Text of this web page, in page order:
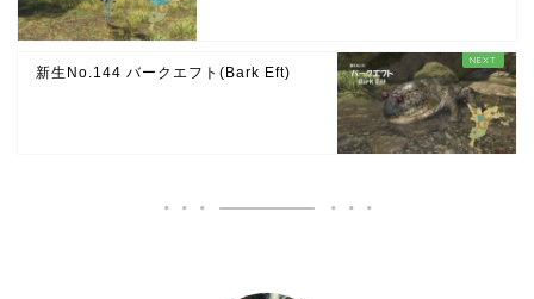
新生No.144 バークエフト(Bark Eft)